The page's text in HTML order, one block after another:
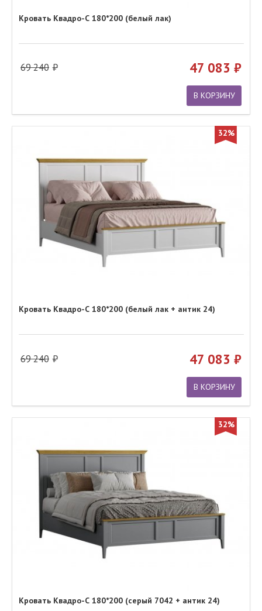
Кровать Квадро-С 180*200 (белый лак)
69 240 47 083
В КОРЗИНУ
32%
Кровать Квадро-С 180*200 (белый лак + антик 24)
69 240 47 083
В КОРЗИНУ
32%
Кровать Квадро-С 180*200 (серый 7042 + антик 24)